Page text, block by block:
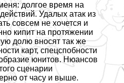
долгое время на
Удалых атак из
совсем не хочется и
кипит на протяжении
долю вносят так же
карт, спецспобности
юнитов. Нюансов
сценарии
от часу и выше.